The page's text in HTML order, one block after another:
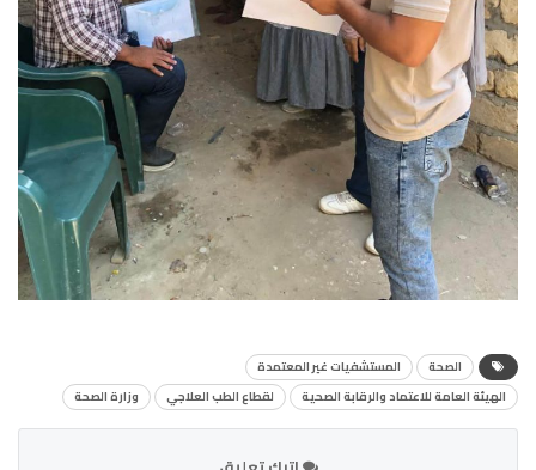
الصحة
المستشفيات غير المعتمدة
الهيئة العامة للاعتماد والرقابة الصحية
لقطاع الطب العلاجي وزارة الصحة